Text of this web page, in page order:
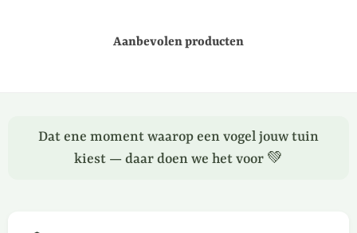
Aanbevolen producten
Dat ene moment waarop een vogel jouw tuin
kiest — daar doen we het voor 💚